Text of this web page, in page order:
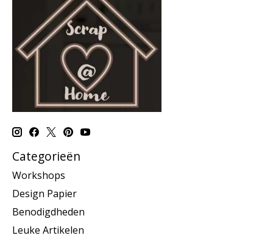
Categorieën
Workshops
Design Papier
Benodigdheden
Leuke Artikelen